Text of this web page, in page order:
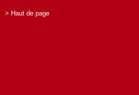
> Haut de page